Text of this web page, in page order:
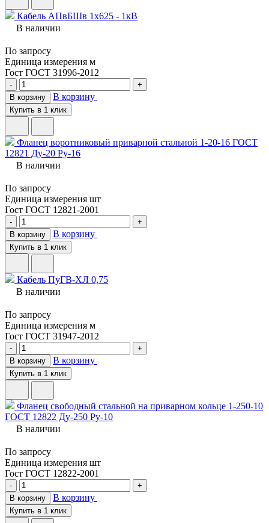
Кабель АПвБШв 1х625 - 1кВ
В наличии
По запросу
Единица измерения м
Гост ГОСТ 31996-2012
-
+
В корзину
В корзину
Купить в 1 клик
Фланец воротниковый приварной стальной 1-20-16 ГОСТ
12821 Ду-20 Ру-16
В наличии
По запросу
Единица измерения шт
Гост ГОСТ 12821-2001
-
+
В корзину
В корзину
Купить в 1 клик
Кабель ПуГВ-ХЛ 0,75
В наличии
По запросу
Единица измерения м
Гост ГОСТ 31947-2012
-
+
В корзину
В корзину
Купить в 1 клик
Фланец свободный стальной на приварном кольце 1-250-10
ГОСТ 12822 Ду-250 Ру-10
В наличии
По запросу
Единица измерения шт
Гост ГОСТ 12822-2001
-
+
В корзину
В корзину
Купить в 1 клик